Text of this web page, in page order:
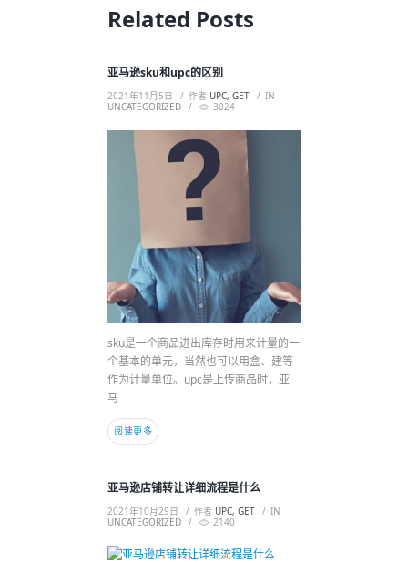
Related Posts
亚马逊sku和upc的区别
2021年11月5日 作者 UPC, GET
IN
UNCATEGORIZED
3024
sku是一个商品进出库存时用来计量的一
个基本的单元，当然也可以用盒、建等
作为计量单位。upc是上传商品时，亚
马
阅读更多
亚马逊店铺转让详细流程是什么
2021年10月29日 作者 UPC, GET
IN
UNCATEGORIZED
2140